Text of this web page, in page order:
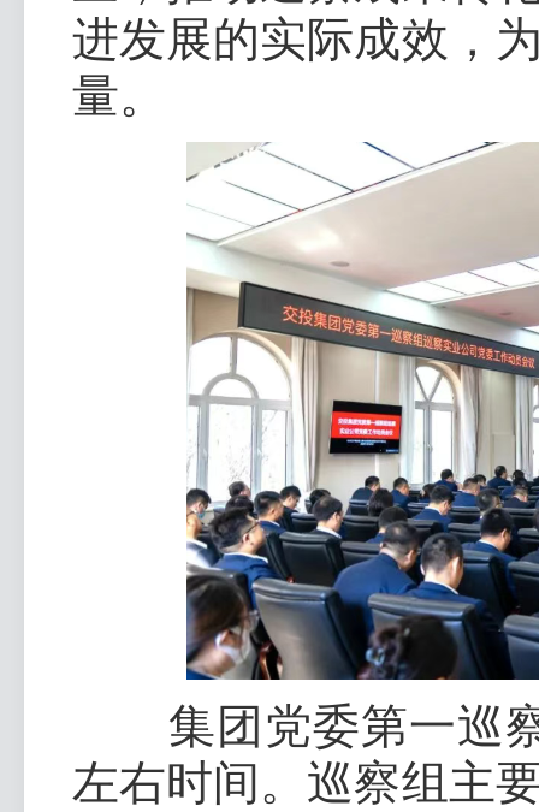
进发展的实际成效，
量。
集团党委第一巡察
左右时间。巡察组主